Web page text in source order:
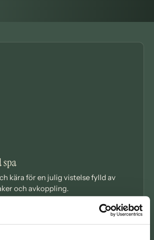
spa
kära för en julig vistelse fylld av
och avkoppling.
JULBORD MED SPA